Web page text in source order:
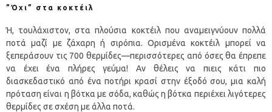
”Όχι” στα κοκτέιλ
Ή, τουλάχιστον, στα πλούσια κοκτέιλ που αναμειγνύουν πολλά
ποτά μαζί με ζάχαρη ή σιρόπια. Ορισμένα κοκτέιλ μπορεί να
ξεπεράσουν τις 700 θερμίδες—περισσότερες από όσες θα έπρεπε
να έχει ένα πλήρες γεύμα! Αν θέλεις να πιεις κάτι πιο
διασκεδαστικό από ένα ποτήρι κρασί στην έξοδό σου, μια καλή
πρόταση είναι η βότκα με σόδα, καθώς η βότκα περιέχει λιγότερες
θερμίδες σε σχέση με άλλα ποτά.